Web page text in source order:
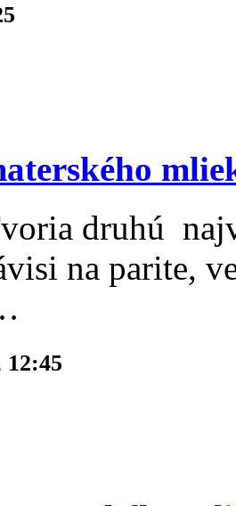
druhú
na parite,
12:45